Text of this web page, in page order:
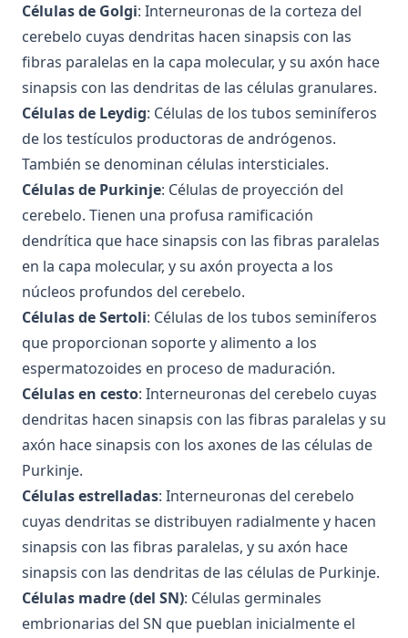
Células de Golgi: Interneuronas de la corteza del
cerebelo cuyas dendritas hacen sinapsis con las
fibras paralelas en la capa molecular, y su axón hace
sinapsis con las dendritas de las células granulares.
Células de Leydig: Células de los tubos seminíferos
de los testículos productoras de andrógenos.
También se denominan células intersticiales.
Células de Purkinje: Células de proyección del
cerebelo. Tienen una profusa ramificación
dendrítica que hace sinapsis con las fibras paralelas
en la capa molecular, y su axón proyecta a los
núcleos profundos del cerebelo.
Células de Sertoli: Células de los tubos seminíferos
que proporcionan soporte y alimento a los
espermatozoides en proceso de maduración.
Células en cesto: Interneuronas del cerebelo cuyas
dendritas hacen sinapsis con las fibras paralelas y su
axón hace sinapsis con los axones de las células de
Purkinje.
Células estrelladas: Interneuronas del cerebelo
cuyas dendritas se distribuyen radialmente y hacen
sinapsis con las fibras paralelas, y su axón hace
sinapsis con las dendritas de las células de Purkinje.
Células madre (del SN): Células germinales
embrionarias del SN que pueblan inicialmente el